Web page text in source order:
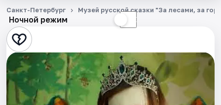
Концерты
Театр
Стендап
Выставки
Квесты
Ночной режим ☾
Санкт-Петербург Музей русской сказки "За лесами, за